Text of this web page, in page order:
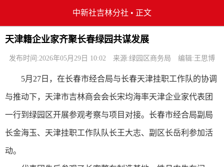
中新社吉林分社 • 正文
天津籍企业家齐聚长春绿园共谋发展
发布时间:2026年05月29日 10:02 来源:绿园区商务局 编辑:王思博
5月27日，在长春市经合局与长春天津挂职工作队的协调
与推动下，天津市吉林商会会长宋均海率天津企业家代表团
一行到绿园区开展参观考察与项目对接。长春市经合局副局
长金海玉、天津挂职工作队队长王大志、副区长岳利参加活
动。